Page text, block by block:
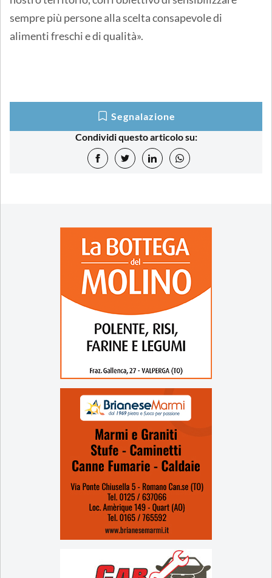
sempre più persone alla scelta consapevole di
alimenti freschi e di qualità».
Segnalazione
Condividi questo articolo su: